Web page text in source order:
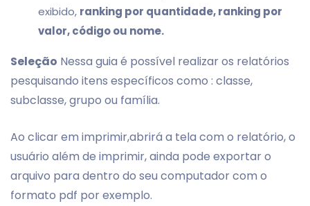
exibido, ranking por quantidade, ranking por
valor, código ou nome.
Seleção Nessa guia é possível realizar os relatórios
pesquisando itens específicos como : classe,
subclasse, grupo ou família.
Ao clicar em imprimir,abrirá a tela com o relatório, o
usuário além de imprimir, ainda pode exportar o
arquivo para dentro do seu computador com o
formato pdf por exemplo.